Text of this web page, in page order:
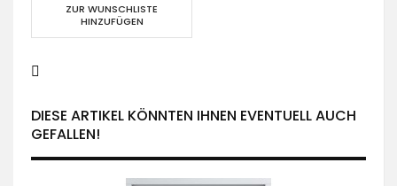
ZUR WUNSCHLISTE
HINZUFÜGEN
DIESE ARTIKEL KÖNNTEN IHNEN EVENTUELL AUCH
GEFALLEN!